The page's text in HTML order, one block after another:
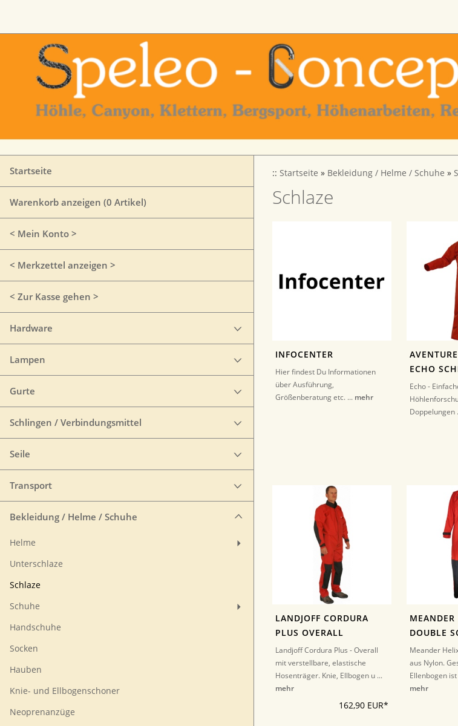
Startseite
Warenkorb anzeigen (0 Artikel)
< Mein Konto >
< Merkzettel anzeigen >
< Zur Kasse gehen >
Hardware
Lampen
Gurte
Schlingen / Verbindungsmittel
Seile
Transport
Bekleidung / Helme / Schuhe
Helme
Unterschlaze
Schlaze
Schuhe
Handschuhe
Socken
Hauben
Knie- und Ellbogenschoner
Neoprenanzüge
:: Startseite » Bekleidung / Helme / Schuhe »
Schlaze
INFOCENTER
Hier findest Du Informationen
über Ausführung,
Größenberatung etc. ... mehr
ECHO
Echo -
Doppelungen
LANDJOFF CORDURA
PLUS OVERALL
Landjoff Cordura Plus - Overall
mit verstellbare, elastische
Hosenträger. Knie, Ellbogen u ...
mehr
162,90 EUR*
DOUBLE
Meander
aus Nylon.
Ellenbogen
mehr